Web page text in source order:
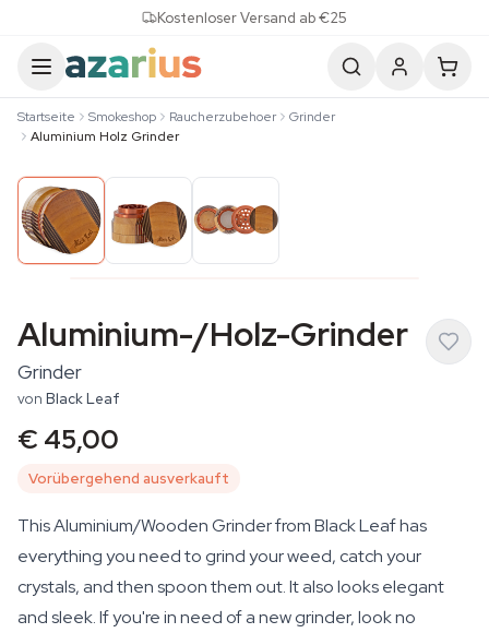
Kostenloser Versand ab €25
Startseite Smokeshop Raucherzubehoer
Grinder
Aluminium Holz Grinder
Aluminium-/Holz-Grinder
Grinder
von Black Leaf
€ 45,00
Vorübergehend ausverkauft
This Aluminium/Wooden Grinder from Black Leaf has
everything you need to grind your weed, catch your
crystals, and then spoon them out. It also looks elegant
and sleek. If you're in need of a new grinder, look no